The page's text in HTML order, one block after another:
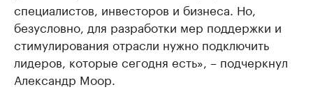
специалистов, инвесторов и бизнеса. Но,
безусловно, для разработки мер поддержки и
стимулирования отрасли нужно подключить
лидеров, которые сегодня есть», – подчеркнул
Александр Моор.